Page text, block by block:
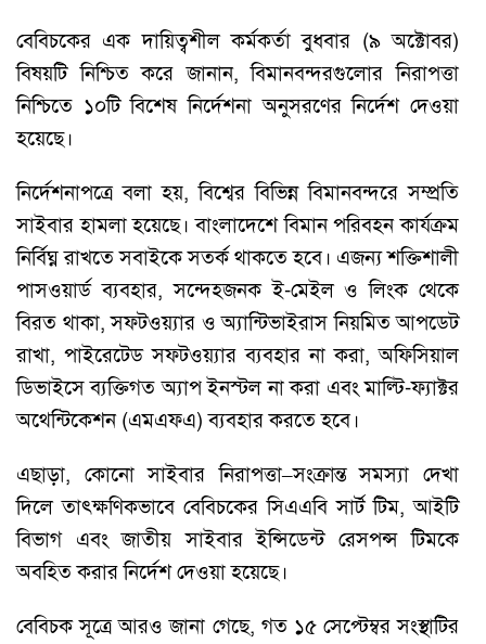
বেবিচকের এক দায়িত্বশীল কর্মকর্তা বুধবার (৯ অক্টোবর)
বিষয়টি নিশ্চিত করে জানান, বিমানবন্দরগুলোর নিরাপত্তা
নিশ্চিতে ১০টি বিশেষ নির্দেশনা অনুসরণের নির্দেশ দেওয়া
হয়েছে।
নির্দেশনাপত্রে বলা হয়, বিশ্বের বিভিন্ন বিমানবন্দরে সম্প্রতি
সাইবার হামলা হয়েছে। বাংলাদেশে বিমান পরিবহন কার্যক্রম
নির্বিঘ্ন রাখতে সবাইকে সতর্ক থাকতে হবে। এজন্য শক্তিশালী
পাসওয়ার্ড ব্যবহার, সন্দেহজনক ই-মেইল ও লিংক থেকে
বিরত থাকা, সফটওয়্যার ও অ্যান্টিভাইরাস নিয়মিত আপডেট
রাখা, পাইরেটেড সফটওয়্যার ব্যবহার না করা, অফিসিয়াল
ডিভাইসে ব্যক্তিগত অ্যাপ ইনস্টল না করা এবং মাল্টি-ফ্যাক্টর
অথেন্টিকেশন (এমএফএ) ব্যবহার করতে হবে।
এছাড়া, কোনো সাইবার নিরাপত্তা–সংক্রান্ত সমস্যা দেখা
দিলে তাৎক্ষণিকভাবে বেবিচকের সিএএবি সার্ট টিম, আইটি
বিভাগ এবং জাতীয় সাইবার ইন্সিডেন্ট রেসপন্স টিমকে
অবহিত করার নির্দেশ দেওয়া হয়েছে।
বেবিচক সূত্রে আরও জানা গেছে, গত ১৫ সেপ্টেম্বর সংস্থাটির